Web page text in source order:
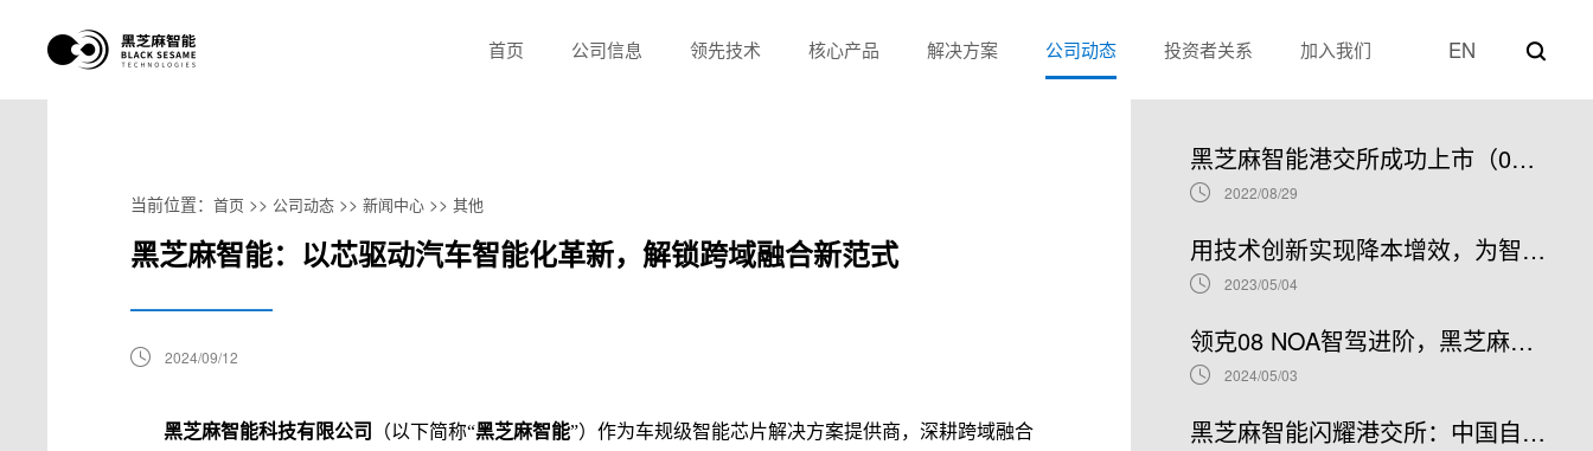
首页 公司信息 领先技术 核心产品 解决方案 公司动态 投资者关系 加入我们 EN
当前位置：首页 >> 公司动态 >>新闻中心 >>其他
黑芝麻智能：以芯驱动汽车智能化革新，解锁跨域融合新范式
2024/09/12
黑芝麻智能科技有限公司 （以下简称“黑芝麻智能”）作为车规级智能芯片解决方案提供商，深耕跨域融合
热门新闻
黑芝麻智能港交所成功上市（02533.HK）：车规级SoC领军者加速全球布局
2022/08/29
用技术创新实现降本增效，为智能汽车产业发展贡献“芯”力量
2023/05/04
领克08 NOA智驾进阶，黑芝麻智能携手吉利推进NOA普及
2024/05/03
黑芝麻智能闪耀港交所：中国自动驾驶芯片龙头上市新篇章，股票代码02533.HK引领未来